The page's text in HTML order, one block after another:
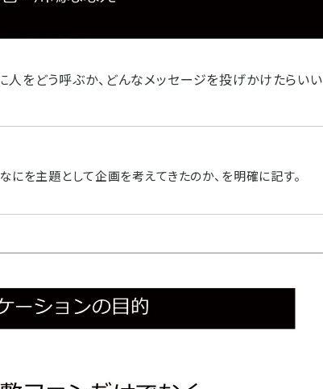
人をどう呼ぶか、どんなメッセージを投げかけたらいい
を主題として企画を考えてきたのか、を明確に記す。